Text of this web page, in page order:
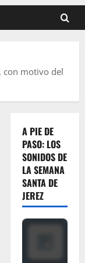
con motivo del
A PIE DE
PASO: LOS
SONIDOS DE
LA SEMANA
SANTA DE
JEREZ